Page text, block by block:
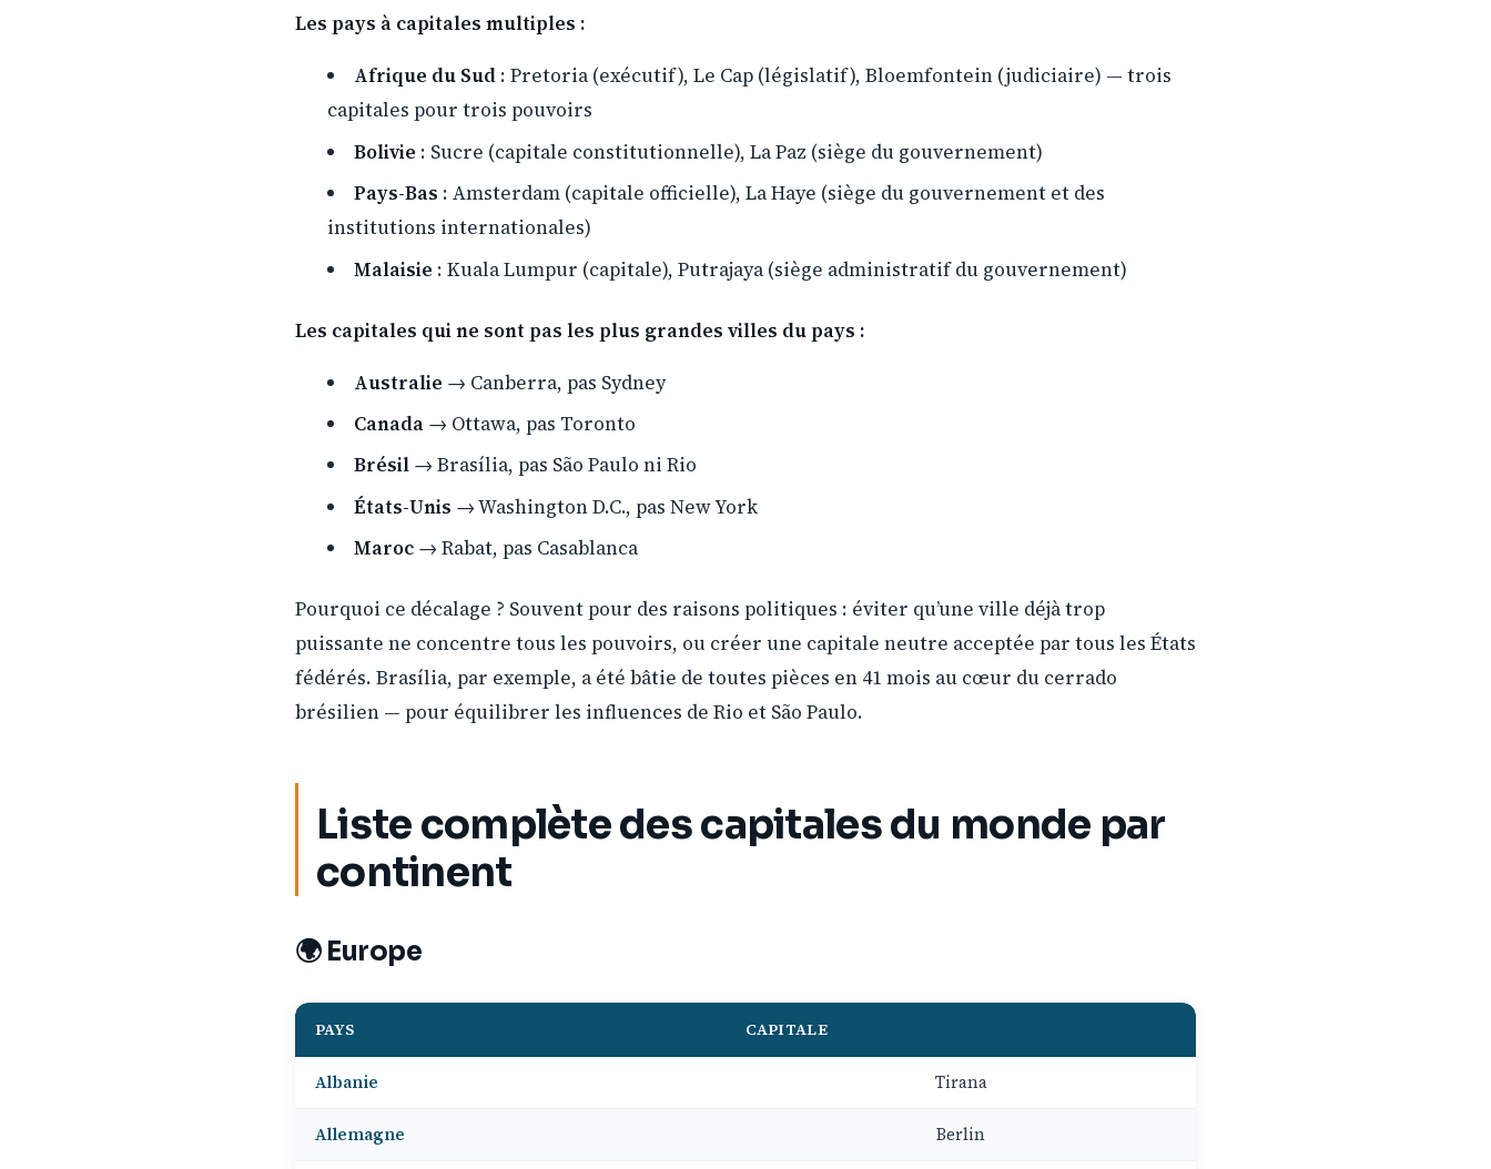
Les pays à capitales multiples :
Afrique du Sud : Pretoria (exécutif), Le Cap (législatif), Bloemfontein (judiciaire) — trois
capitales pour trois pouvoirs
Bolivie : Sucre (capitale constitutionnelle), La Paz (siège du gouvernement)
Pays-Bas : Amsterdam (capitale officielle), La Haye (siège du gouvernement et des
institutions internationales)
Malaisie : Kuala Lumpur (capitale), Putrajaya (siège administratif du gouvernement)
Les capitales qui ne sont pas les plus grandes villes du pays :
Australie → Canberra, pas Sydney
Canada → Ottawa, pas Toronto
Brésil → Brasília, pas São Paulo ni Rio
États-Unis → Washington D.C., pas New York
Maroc → Rabat, pas Casablanca
Pourquoi ce décalage ? Souvent pour des raisons politiques : éviter qu’une ville déjà trop
puissante ne concentre tous les pouvoirs, ou créer une capitale neutre acceptée par tous les États
fédérés. Brasília, par exemple, a été bâtie de toutes pièces en 41 mois au cœur du cerrado
brésilien — pour équilibrer les influences de Rio et São Paulo.
Liste complète des capitales du monde par
continent
🌍 Europe
PAYS CAPITALE
Albanie Tirana
Allemagne Berlin